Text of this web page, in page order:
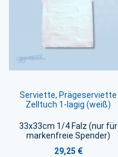
Serviette, Prägeserviette
Zelltuch 1-lagig (weiß)
33x33cm 1/4 Falz (nur für
markenfreie Spender)
29,25 €